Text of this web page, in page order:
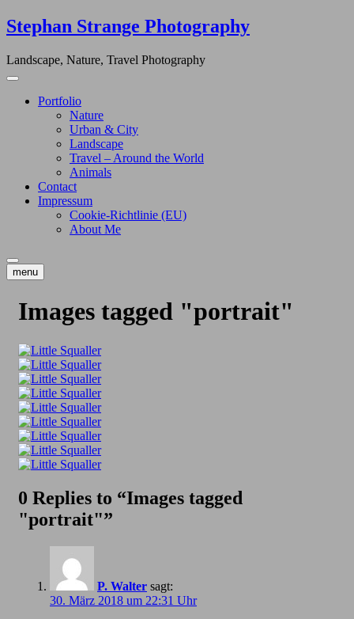
Skip
to
Stephan Strange Photography
Landscape, Nature, Travel Photography
Portfolio
Nature
Urban & City
Landscape
Travel – Around the World
Animals
Contact
Impressum
Cookie-Richtlinie (EU)
About Me
menu
Images tagged "portrait"
0 Replies to “Images tagged
"portrait"”
P. Walter sagt:
30. März 2018 um 22:31 Uhr